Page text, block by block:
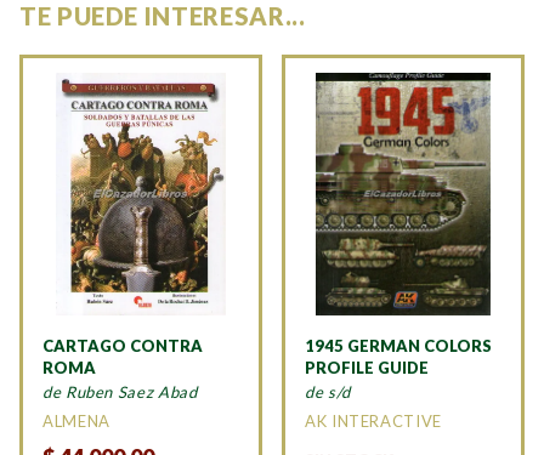
TE PUEDE INTERESAR...
CARTAGO CONTRA
ROMA
de Ruben Saez Abad
ALMENA
1945 GERMAN COLORS
PROFILE GUIDE
de s/d
AK INTERACTIVE